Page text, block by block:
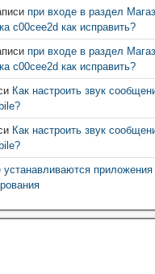
при входе в раздел
c00cee2d как исправить?
при входе в раздел
c00cee2d как исправить?
Как настроить звук
Как настроить звук
устанавливаются